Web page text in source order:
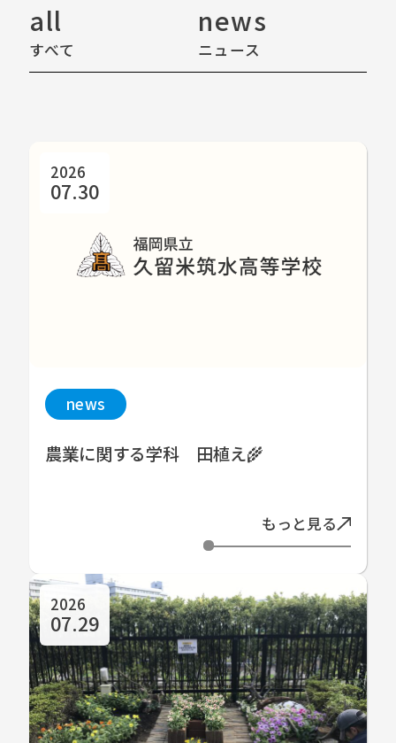
all
すべて
news
ニュース
2026
07.30
news
農業に関する学科 田植え🌾
もっと見る
2026
07.29